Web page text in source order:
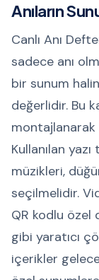
Anıların
Canlı Anı
sadece anı
bir sunum
değerlidir. Bu
montajlanarak
Kullanılan
müzikleri,
seçilmelidir.
QR kodlu özel
gibi yaratıcı
içerikler